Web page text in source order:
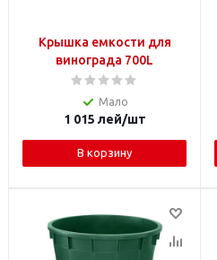
Крышка емкости для
винограда 700L
Мало
1 015 лей/шт
В корзину